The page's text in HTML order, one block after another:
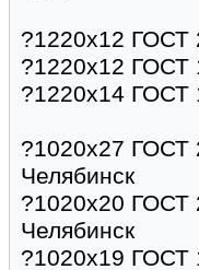
?1220х12 ГОСТ
?1220х12 ГОСТ
?1220х14 ГОСТ
?1020х27 ГОСТ
Челябинск
?1020х20 ГОСТ
Челябинск
?1020х19 ГОСТ